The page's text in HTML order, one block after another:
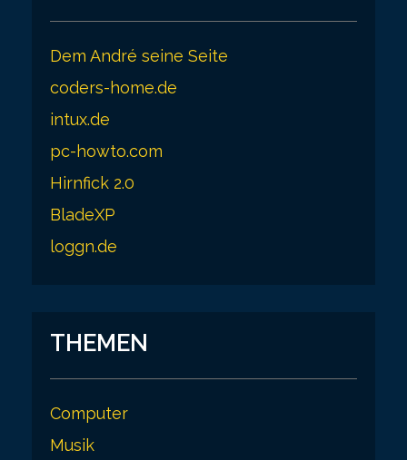
Dem André seine Seite
coders-home.de
intux.de
pc-howto.com
Hirnfick 2.0
BladeXP
loggn.de
THEMEN
Computer
Musik